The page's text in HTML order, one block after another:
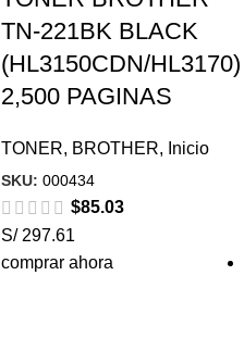
TN-221BK BLACK
(HL3150CDN/HL3170)
2,500 PAGINAS
TONER, BROTHER, Inicio
SKU: 000434
$85.03
S/ 297.61
comprar ahora